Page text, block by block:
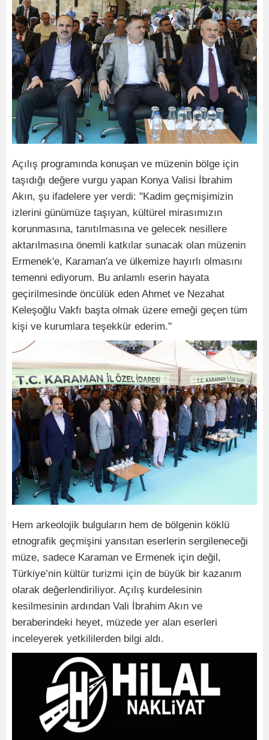
Açılış programında konuşan ve müzenin bölge için
taşıdığı değere vurgu yapan Konya Valisi İbrahim
Akın, şu ifadelere yer verdi: "Kadim geçmişimizin
izlerini günümüze taşıyan, kültürel mirasımızın
korunmasına, tanıtılmasına ve gelecek nesillere
aktarılmasına önemli katkılar sunacak olan müzenin
Ermenek'e, Karaman'a ve ülkemize hayırlı olmasını
temenni ediyorum. Bu anlamlı eserin hayata
geçirilmesinde öncülük eden Ahmet ve Nezahat
Keleşoğlu Vakfı başta olmak üzere emeği geçen tüm
kişi ve kurumlara teşekkür ederim."
Hem arkeolojik bulguların hem de bölgenin köklü
etnografik geçmişini yansıtan eserlerin sergileneceği
müze, sadece Karaman ve Ermenek için değil,
Türkiye’nin kültür turizmi için de büyük bir kazanım
olarak değerlendiriliyor. Açılış kurdelesinin
kesilmesinin ardından Vali İbrahim Akın ve
beraberindeki heyet, müzede yer alan eserleri
inceleyerek yetkililerden bilgi aldı.